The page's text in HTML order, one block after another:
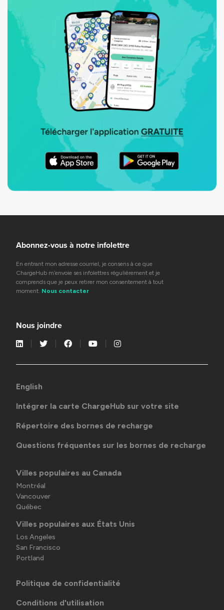
Abonnez-vous à notre infolettre
En entrant mon adresse courriel, je consens à ce que
ChargeHub m’envoie ses infolettres régulièrement et je
comprends que je peux retirer mon consentement à tout
moment. Nous contacter
Nous joindre
English
Intégrer la carte ChargeHub sur votre site
Répertoire des bornes de recharge
Questions fréquentes sur les bornes de recharge
Villes populaires au Canada
Montréal
Vancouver
Québec
Villes populaires aux États Unis
Los Angeles
San Francisco
Portland
Politique de confidentialité
Conditions d'utilisation